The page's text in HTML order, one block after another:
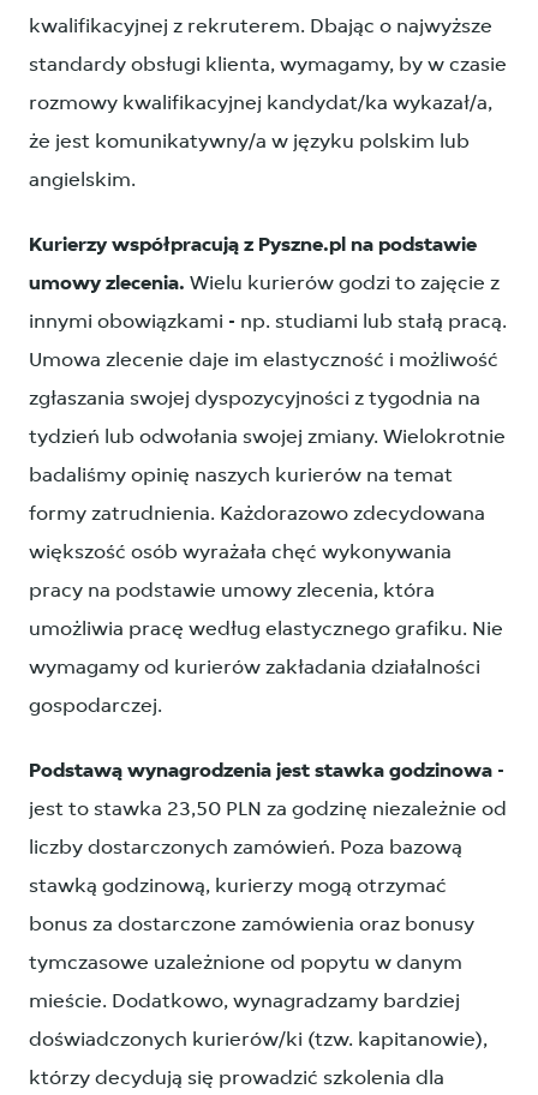
kwalifikacyjnej z rekruterem. Dbając o najwyższe
standardy obsługi klienta, wymagamy, by w czasie
rozmowy kwalifikacyjnej kandydat/ka wykazał/a,
że jest komunikatywny/a w języku polskim lub
angielskim.
Kurierzy współpracują z Pyszne.pl na podstawie
umowy zlecenia. Wielu kurierów godzi to zajęcie z
innymi obowiązkami - np. studiami lub stałą pracą.
Umowa zlecenie daje im elastyczność i możliwość
zgłaszania swojej dyspozycyjności z tygodnia na
tydzień lub odwołania swojej zmiany. Wielokrotnie
badaliśmy opinię naszych kurierów na temat
formy zatrudnienia. Każdorazowo zdecydowana
większość osób wyrażała chęć wykonywania
pracy na podstawie umowy zlecenia, która
umożliwia pracę według elastycznego grafiku. Nie
wymagamy od kurierów zakładania działalności
gospodarczej.
Podstawą wynagrodzenia jest stawka godzinowa -
jest to stawka 23,50 PLN za godzinę niezależnie od
liczby dostarczonych zamówień. Poza bazową
stawką godzinową, kurierzy mogą otrzymać
bonus za dostarczone zamówienia oraz bonusy
tymczasowe uzależnione od popytu w danym
mieście. Dodatkowo, wynagradzamy bardziej
doświadczonych kurierów/ki (tzw. kapitanowie),
którzy decydują się prowadzić szkolenia dla